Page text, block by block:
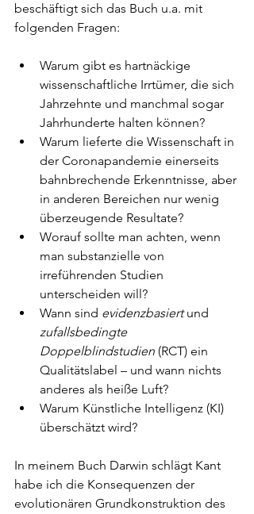
beschäftigt sich das Buch u.a. mit
folgenden Fragen:
Warum gibt es hartnäckige
wissenschaftliche Irrtümer, die sich
Jahrzehnte und manchmal sogar
Jahrhunderte halten können?
Warum lieferte die Wissenschaft in
der Coronapandemie einerseits
bahnbrechende Erkenntnisse, aber
in anderen Bereichen nur wenig
überzeugende Resultate?
Worauf sollte man achten, wenn
man substanzielle von
irreführenden Studien
unterscheiden will?
Wann sind evidenzbasiert und
zufallsbedingte
Doppelblindstudien (RCT) ein
Qualitätslabel – und wann nichts
anderes als heiße Luft?
Warum Künstliche Intelligenz (KI)
überschätzt wird?
In meinem Buch Darwin schlägt Kant
habe ich die Konsequenzen der
evolutionären Grundkonstruktion des